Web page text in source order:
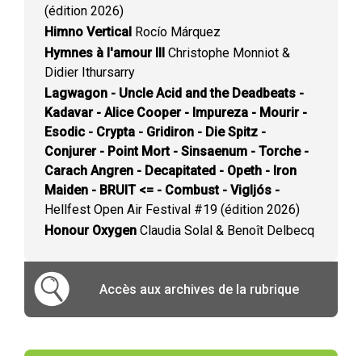
(édition 2026)
Himno Vertical Rocío Márquez
Hymnes à l'amour III Christophe Monniot &
Didier Ithursarry
Lagwagon - Uncle Acid and the Deadbeats -
Kadavar - Alice Cooper - Impureza - Mourir -
Esodic - Crypta - Gridiron - Die Spitz -
Conjurer - Point Mort - Sinsaenum - Torche -
Carach Angren - Decapitated - Opeth - Iron
Maiden - BRUIT <= - Combust - Vigljós -
Hellfest Open Air Festival #19 (édition 2026)
Honour Oxygen Claudia Solal & Benoît Delbecq
Accès aux archives de la rubrique